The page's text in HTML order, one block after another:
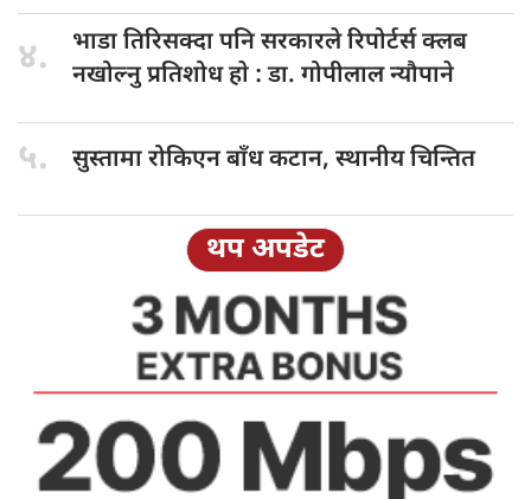
४. भाडा तिरिसक्दापनि सरकारले रिपोर्टर्स क्लब
नखोल्नु प्रतिशोध हाे : डा‍‍‍. गोपीलाल न्यौपाने
५. सुस्तामा रोकिएनबाँध कटान, स्थानीय चिन्तित
थप अपडेट